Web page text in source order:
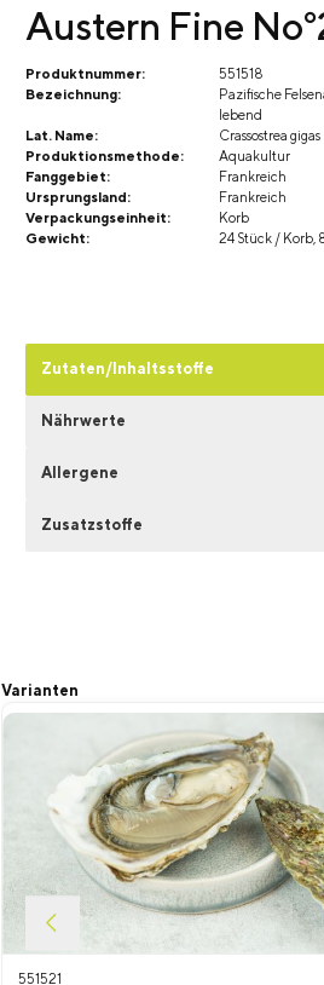
Austern Fine
Produktnummer:
551518
Bezeichnung:
Pazifische
lebend
Lat. Name:
Crassostrea gigas
Produktionsmethode:
Aquakultur
Fanggebiet:
Frankreich
Ursprungsland:
Frankreich
Verpackungseinheit:
Korb
Gewicht:
24 Stück / Korb,
Zutaten/Inhaltsstoffe
Nährwerte
Allergene
Zusatzstoffe
Produktgalerie überspringen
Varianten
551521